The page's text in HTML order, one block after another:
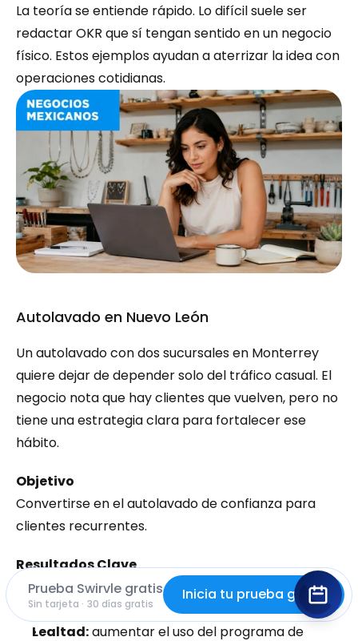
La teoría se entiende rápido. Lo difícil suele ser
redactar OKR que sí tengan sentido en un negocio
físico. Estos ejemplos ayudan a aterrizar la idea con
operaciones cotidianas.
Autolavado en Nuevo León
Un autolavado con dos sucursales en Monterrey
quiere dejar de depender solo del tráfico casual. El
negocio nota que hay clientes que vuelven, pero no
tiene una estrategia clara para fortalecer ese
hábito.
Objetivo
Convertirse en el autolavado de confianza para
clientes recurrentes.
Resultados Clave
Frecuencia: elevar la frecuencia de visita por
cliente identificado.
Lealtad: aumentar el uso del programa de
Prueba Swirvle gratis
Sin tarjeta · 30 días gratis
Inicia tu prueba gratis